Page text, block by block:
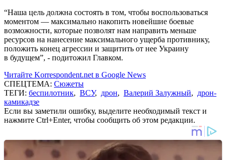
“Наша цель должна состоять в том, чтобы воспользоваться
моментом — максимально накопить новейшие боевые
возможности, которые позволят нам направить меньше
ресурсов на нанесение максимального ущерба противнику,
положить конец агрессии и защитить от нее Украину
в будущем”, - подитожил Главком.
Читайте Korrespondent.net в Google News
СПЕЦТЕМА: Сюжеты
ТЕГИ: беспилотник, ВСУ, дрон, Валерий Залужный, дрон-
камикадзе
Если вы заметили ошибку, выделите необходимый текст и
нажмите Ctrl+Enter, чтобы сообщить об этом редакции.